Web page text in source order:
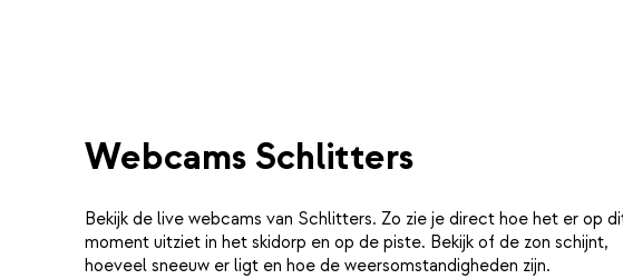
Webcams Schlitters
Bekijk de live webcams van Schlitters. Zo zie je direct hoe het er op
moment uitziet in het skidorp en op de piste. Bekijk of de zon schijnt,
hoeveel sneeuw er ligt en hoe de weersomstandigheden zijn.